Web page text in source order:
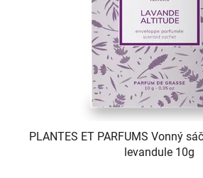
PLANTES ET PARFUMS Vonný
levandule 10g